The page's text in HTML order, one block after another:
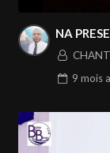
NA
9 mois